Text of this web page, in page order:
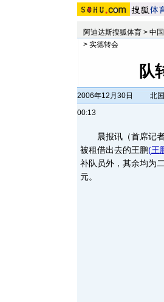
阿迪达斯搜狐体育 > 中
> 实德转会
队
2006年12月30日
00:13
北
晨报讯（首席记者
被租借出去的王鹏(王
补队员外，其余均为
元。